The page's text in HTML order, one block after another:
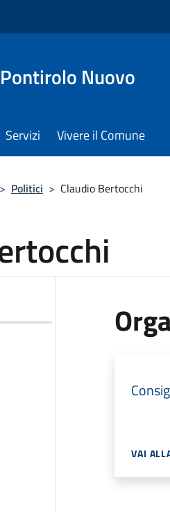
Nuovo
Servizi Vivere il Comune
> Politici > Claudio Bertocchi
VAI